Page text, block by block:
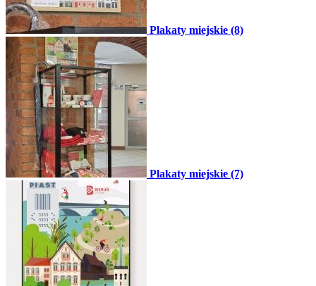
Plakaty miejskie (8)
Plakaty miejskie (7)